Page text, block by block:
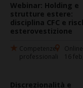
Webinar: Holding e
strutture estere:
disciplina CFC e
esterovestizione
Competenze
professionali
Online
16
Discrezionalità e